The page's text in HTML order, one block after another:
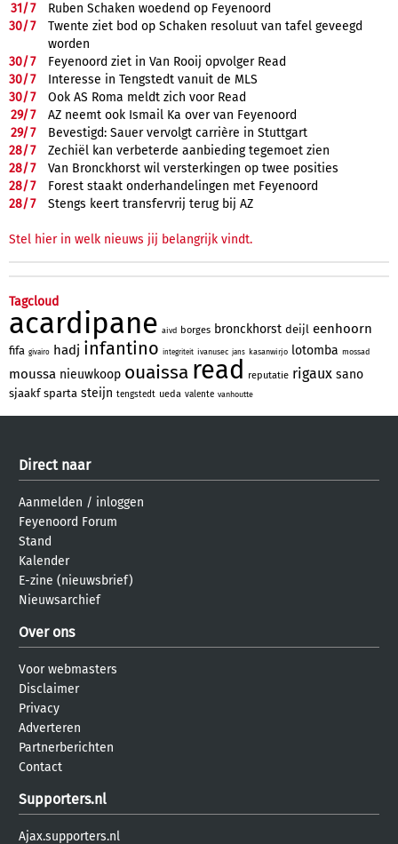
31/7
Ruben Schaken woedend op Feyenoord
30/7
Twente ziet bod op Schaken resoluut van tafel geveegd
worden
30/7
Feyenoord ziet in Van Rooij opvolger Read
30/7
Interesse in Tengstedt vanuit de MLS
30/7
Ook AS Roma meldt zich voor Read
29/7
AZ neemt ook Ismail Ka over van Feyenoord
29/7
Bevestigd: Sauer vervolgt carrière in Stuttgart
28/7
Zechiël kan verbeterde aanbieding tegemoet zien
28/7
Van Bronckhorst wil versterkingen op twee posities
28/7
Forest staakt onderhandelingen met Feyenoord
28/7 Stengs keert transfervrij terug bij AZ
Stel hier in welk nieuws jij belangrijk vindt.
Tagcloud
acardipane aivd borges bronckhorst deijl eenhoorn
fifa givairo hadj infantino integriteit ivanusec jans kasanwirjo lotomba mossad
moussa nieuwkoop ouaissa read reputatie rigaux sano
sjaakf sparta steijn tengstedt ueda valente vanhoutte
Direct naar
Aanmelden / inloggen
Feyenoord Forum
Stand
Kalender
E-zine (nieuwsbrief)
Nieuwsarchief
Over ons
Voor webmasters
Disclaimer
Privacy
Adverteren
Partnerberichten
Contact
Supporters.nl
Ajax.supporters.nl